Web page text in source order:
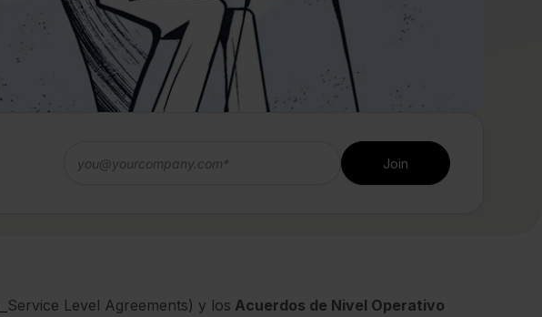
Service Level Agreements) y los Acuerdos de Nivel Operativo